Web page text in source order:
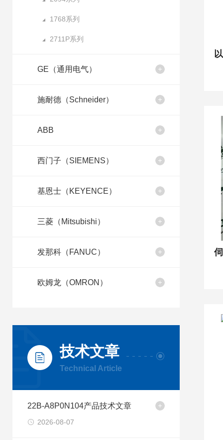
1768系列
2711P系列
GE（通用电气）
施耐德（Schneider）
ABB
西门子（SIEMENS）
基恩士（KEYENCE）
三菱（Mitsubishi）
发那科（FANUC）
欧姆龙（OMRON）
技术文章
Technical Article
22B-A8P0N104产品技术文章
2026-08-07